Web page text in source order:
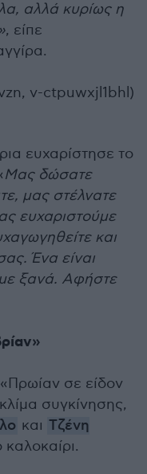
αλλά κυρίως η
, είπε
v-ctpuwxjl1bhl)
ευχαρίστησε το
Μας δώσατε
μας στέλνατε
ευχαριστούμε
και
Ένα είναι
ξανά. Αφήστε
σε είδον
συγκίνησης,
και Τζένη